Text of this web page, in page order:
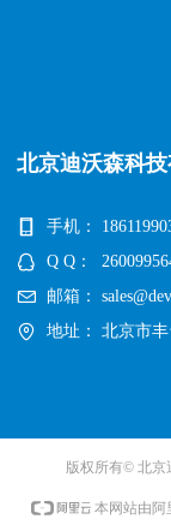
北京迪沃森科技
手机：
Q Q：
邮箱：
地址：
北京市
版权所有© 北京
本网站由阿